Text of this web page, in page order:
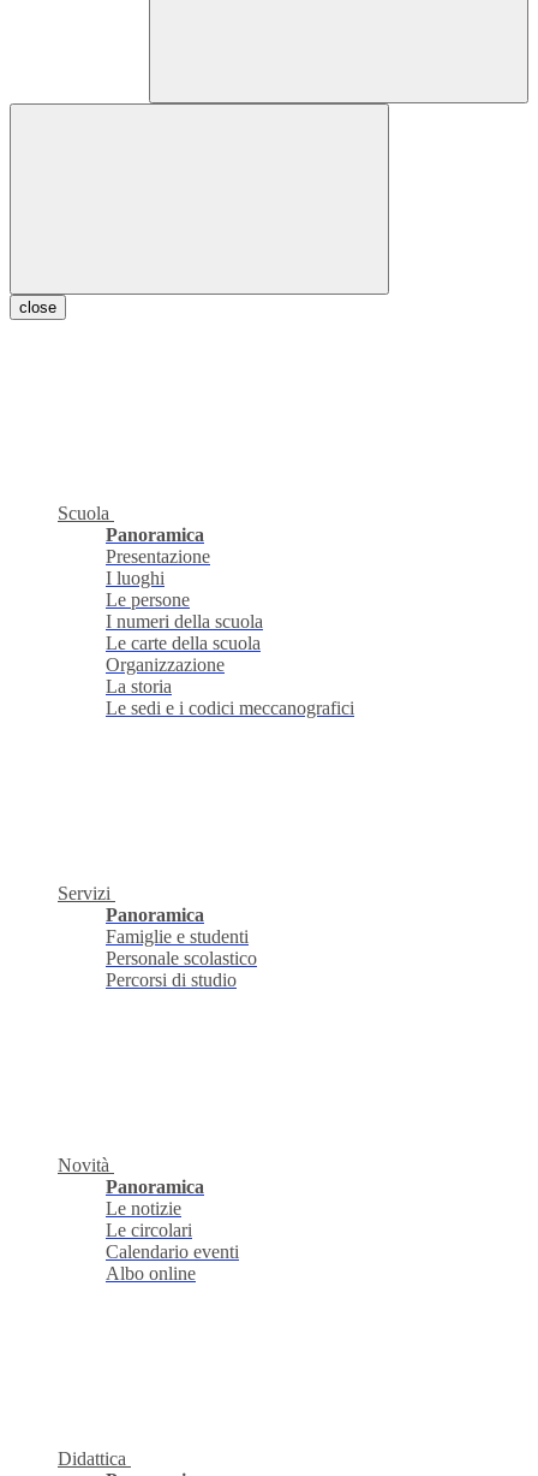
close
Scuola
Panoramica
Presentazione
I luoghi
Le persone
I numeri della scuola
Le carte della scuola
Organizzazione
La storia
Le sedi e i codici meccanografici
Servizi
Panoramica
Famiglie e studenti
Personale scolastico
Percorsi di studio
Novità
Panoramica
Le notizie
Le circolari
Calendario eventi
Albo online
Didattica